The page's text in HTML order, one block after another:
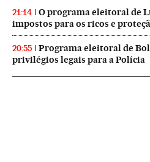
21:14
O programa eleitoral de
impostos para os ricos e
20:55
Programa eleitoral de
privilégios legais para a Polícia